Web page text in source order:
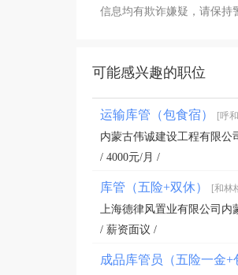
信息均有欺诈嫌疑，请保持
可能感兴趣的职位
运输库管（包食宿） [呼
内蒙古伟诚建设工程有限公
/ 4000元/月 /
库管（五险+双休） [和林
上海德律风置业有限公司内
/ 薪资面议 /
成品库管员（五险一金+